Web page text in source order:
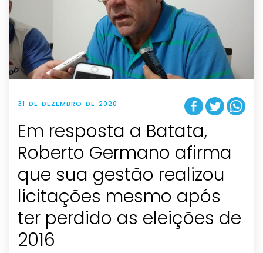
31 DE DEZEMBRO DE 2020
Em resposta a Batata,
Roberto Germano afirma
que sua gestão realizou
licitações mesmo após
ter perdido as eleições de
2016